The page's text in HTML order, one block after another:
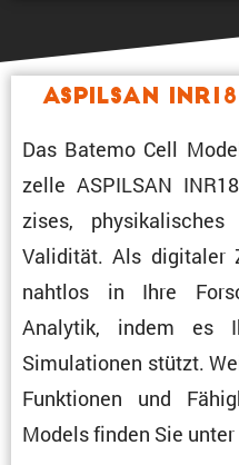
ASPILSAN
Das Batemo Cell
zelle ASPILSAN
zises,
Validität. Als digitaler
nahtlos in Ihre
Analytik, indem es
Simula­tionen stützt.
Funktionen und
Models finden Sie unter